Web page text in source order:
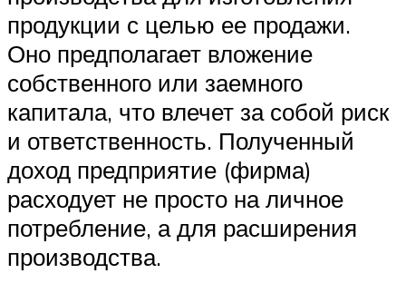
продукции с целью ее продажи.
Оно предполагает вложение
собственного или заемного
капитала, что влечет за собой риск
и ответственность. Полученный
доход предприятие (фирма)
расходует не просто на личное
потребление, а для расширения
производства.